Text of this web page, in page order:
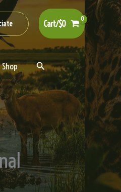
Cart/$0
Shop Buscar